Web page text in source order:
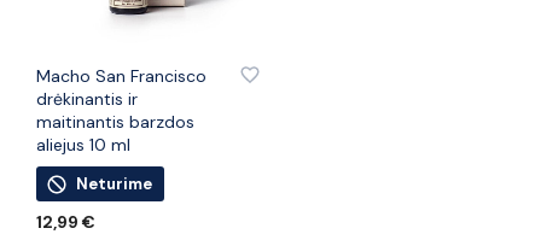
Macho San Francisco
drėkinantis ir
maitinantis barzdos
aliejus 10 ml
Neturime
12,99 €